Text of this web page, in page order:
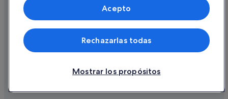
© 2026 Expedia, Inc., una empresa de Expedia Group. Todos los
derechos reservados. Expedia y el logotipo de Expedia son marcas
comerciales o marcas comerciales registradas de Expedia, Inc.
identificación. Almacenar la información en un dispositivo
y/o acceder a ella. Publicidad y contenido personalizados,
medición de publicidad y contenido, investigación de
audiencia y desarrollo de servicios.
Lista de asociados (proveedores)
Mostrar los propósitos
Rechazarlas todas
Acepto